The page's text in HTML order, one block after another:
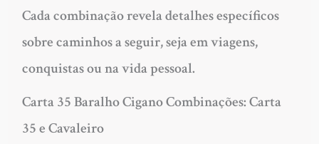
Cada combinação revela detalhes específicos
sobre caminhos a seguir, seja em viagens,
conquistas ou na vida pessoal.
Carta 35 Baralho Cigano Combinações: Carta
35 e Cavaleiro